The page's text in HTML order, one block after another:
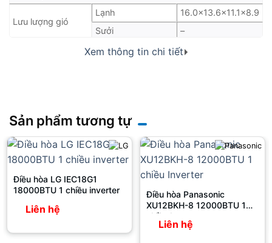
Lưu lượng gió
Lạnh
16.0×13.6×11.1×8.9
Sưởi
–
5 cấp, yên tĩnh và
Khối lượng
Loại
Máy nén Swing
dạng kín
Công suất đầu ra
(W)
Môi chất lạnh 1,5
Độ ồn
47/44
Xem thông tin chi tiết
Sản phẩm tương tự
Điều hòa LG IEC18G1
18000BTU 1 chiều inverter
Liên hệ
Điều hòa Panasonic
XU12BKH-8 12000BTU 1
chiều Inverter
Liên hệ